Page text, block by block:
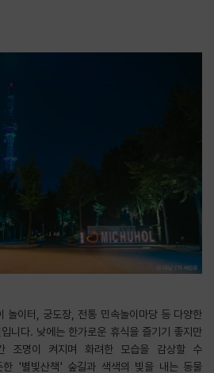
놀이터, 궁도장, 전통 민속놀이마당 등 다양한
니다. 낮에는 한가로운 휴식을 즐기기 좋지만
조명이 켜지며 화려한 모습을 감상할 수
한 '별빛산책' 숲길과 색색의 빛을 내는 동물